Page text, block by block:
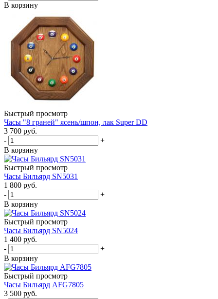
В корзину
Быстрый просмотр
Часы "8 граней" ясень/шпон, лак Super DD
3 700 руб.
-
+
В корзину
Быстрый просмотр
Часы Бильярд SN5031
1 800 руб.
-
+
В корзину
Быстрый просмотр
Часы Бильярд SN5024
1 400 руб.
-
+
В корзину
Быстрый просмотр
Часы Бильярд AFG7805
3 500 руб.